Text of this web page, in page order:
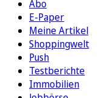
Abo
E-Paper
Meine Artikel
Shoppingwelt
Push
Testberichte
Immobilien